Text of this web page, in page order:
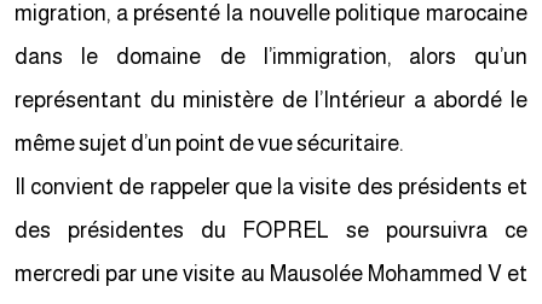
migration, a présenté la nouvelle politique marocaine
dans le domaine de l’immigration, alors qu’un
représentant du ministère de l’Intérieur a abordé le
même sujet d’un point de vue sécuritaire.
Il convient de rappeler que la visite des présidents et
des présidentes du FOPREL se poursuivra ce
mercredi par une visite au Mausolée Mohammed V et